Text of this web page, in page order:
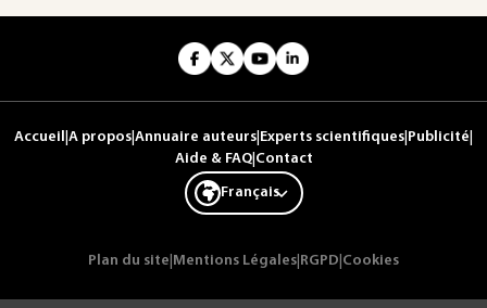
Accueil A propos Annuaire auteurs Experts scientifiques Publicité
Aide & FAQ| Contact
Français
Plan du site Mentions Légales RGPD Cookies